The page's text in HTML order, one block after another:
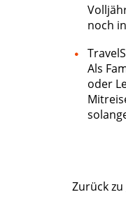
noch
Als
oder
Zurück zu